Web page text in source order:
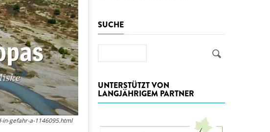
Wasserkraftwerks Ulog verursacht
WEG DAMMIT
Erfolg für den Kamp: Aus für
Kraftwerksneubau im Kamptal
gefahr-a-1146095.html
SUCHE
UNTERSTÜTZT VON
LANGJÄHRIGEM PARTNER